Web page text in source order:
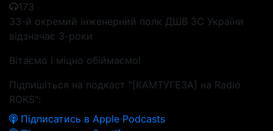
173
33-й окремий інженерний полк ДШВ ЗС України
відзначає 3-роки
Вітаємо і міцно обіймаємо!
Підпишіться на подкаст "[КАМТУГЕЗА] на Radio
ROKS":
Підписатись в Apple Podcasts